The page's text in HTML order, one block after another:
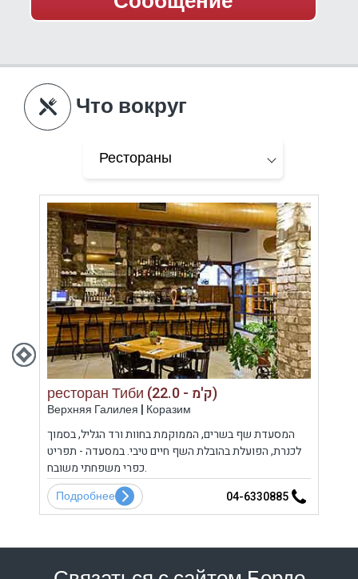
Что вокруг
ресторан Тиби (22.0 - ק'מ)
Верхняя Галилея | Коразим
המסעדת שף בשרים, הממוקמת בחוות ורד הגליל, בסמוך
לכנרת, הפועלת בהובלת השף חיים טיבי. במסעדה - תפריט
כפרי משפחתי משובח.
04-6330885
Подробнее